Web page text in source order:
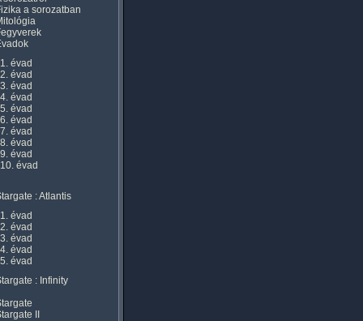
a sorozatban
1. évad
2. évad
3. évad
4. évad
5. évad
6. évad
7. évad
8. évad
9. évad
10. évad
: Atlantis
1. évad
2. évad
3. évad
4. évad
5. évad
: Infinity
II